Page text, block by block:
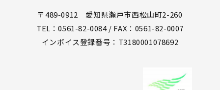
〒489-0912 愛知県瀬戸市西松山町2-260
TEL：0561-82-0084 / FAX：0561-82-0007
インボイス登録番号：T3180001078692